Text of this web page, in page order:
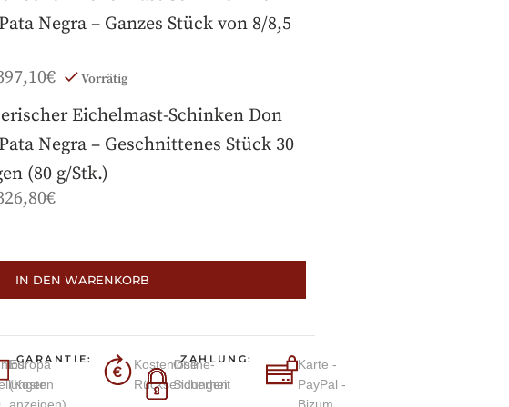
Negra – Ganzes Stück von 8/8,5
€ Vorrätig
Eichelmast-Schinken Don
Negra – Geschnittenes Stück 30
(80 g/Stk.)
€
IN DEN WARENKORB
Europa
(Kosten
GARANTIE:
Kostenlose
Rücksendungen
Online-
Sicherheit
ZAHLUNG:
Karte -
PayPal -